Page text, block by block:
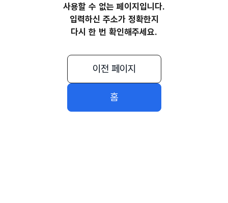
사용할 수 없는 페이지입니다.
입력하신 주소가 정확한지
다시 한 번 확인해주세요.
이전 페이지
홈